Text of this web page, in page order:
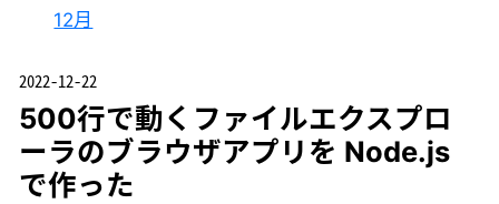
12月
2022-12-22
500行で動くファイルエクスプロ
ーラのブラウザアプリを Node.js
で作った